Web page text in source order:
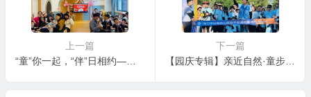
上一篇
“童”你一起，“伴”日相约——海口市山高幼儿园2024-2025学年第一学期期末家长半日开放活动
下一篇
【园庆专辑】亲近自然·童步毅行——海口市山高幼儿园30周年庆暨第七届亲子趣味徒步有氧毅行活动